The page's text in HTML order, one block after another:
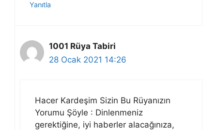
Yanıtla
1001 Rüya Tabiri
28 Ocak 2021 14:26
Hacer Kardeşim Sizin Bu Rüyanızın
Yorumu Şöyle : Dinlenmeniz
gerektiğine, iyi haberler alacağınıza,